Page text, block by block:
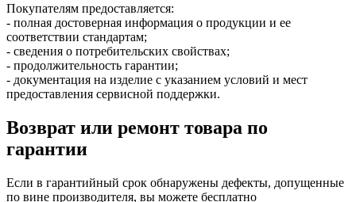
Покупателям предоставляется:
- полная достоверная информация о продукции и ее
соответствии стандартам;
- сведения о потребительских свойствах;
- продолжительность гарантии;
- документация на изделие с указанием условий и мест
предоставления сервисной поддержки.
Возврат или ремонт товара по
гарантии
Если в гарантийный срок обнаружены дефекты, допущенные
по вине производителя, вы можете бесплатно